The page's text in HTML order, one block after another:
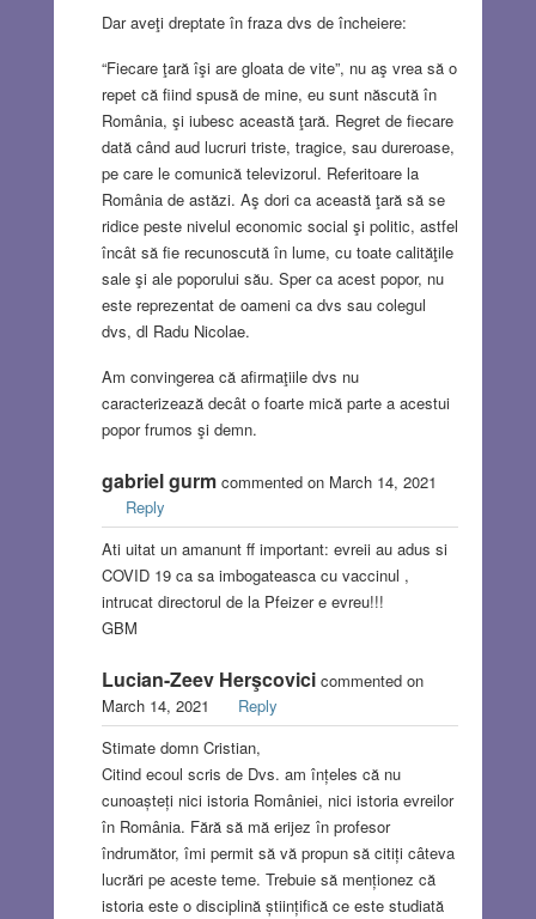
Dar aveţi dreptate în fraza dvs de încheiere:
“Fiecare ţară îşi are gloata de vite”, nu aş vrea să o
repet că fiind spusă de mine, eu sunt născută în
România, şi iubesc această ţară. Regret de fiecare
dată când aud lucruri triste, tragice, sau dureroase,
pe care le comunică televizorul. Referitoare la
România de astăzi. Aş dori ca această ţară să se
ridice peste nivelul economic social şi politic, astfel
încât să fie recunoscută în lume, cu toate calităţile
sale şi ale poporului său. Sper ca acest popor, nu
este reprezentat de oameni ca dvs sau colegul
dvs, dl Radu Nicolae.
Am convingerea că afirmaţiile dvs nu
caracterizează decât o foarte mică parte a acestui
popor frumos şi demn.
gabriel gurmcommented on March 14, 2021
Reply
Ati uitat un amanunt ff important: evreii au adus si
COVID 19 ca sa imbogateasca cu vaccinul ,
intrucat directorul de la Pfeizer e evreu!!!
GBM
Lucian-Zeev Herşcovicicommented on
March 14, 2021
Reply
Stimate domn Cristian,
Citind ecoul scris de Dvs. am înțeles că nu
cunoașteți nici istoria României, nici istoria evreilor
în România. Fără să mă erijez în profesor
îndrumător, îmi permit să vă propun să citiți câteva
lucrări pe aceste teme. Trebuie să menționez că
istoria este o disciplină științifică ce este studiată